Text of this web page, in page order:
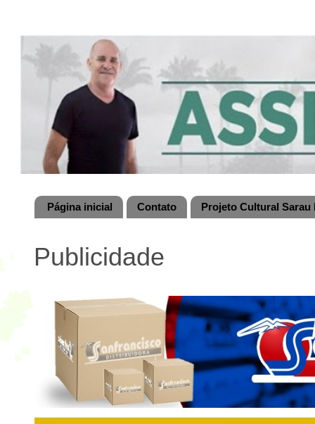
Página inicial Contato Projeto Cultural
Publicidade